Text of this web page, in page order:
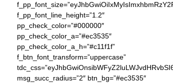
f_pp_font_line_height=”1.2″
pp_check_color=”#000000″
pp_check_color_a=”#ec3535″
pp_check_color_a_h=”#c11f1f”
f_btn_font_transform=”uppercase”
msg_succ_radius=”2″ btn_bg=”#ec3535″